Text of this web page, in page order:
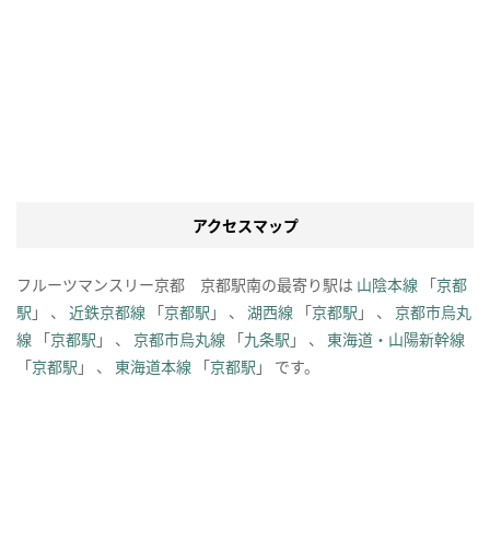
アクセスマップ
フルーツマンスリー京都 京都駅南の最寄り駅は 山陰本線 「京都
駅 」 、 近鉄京都線 「京都駅 」 、 湖西線 「京都駅 」 、 京都市烏丸
線 「京都駅 」 、 京都市烏丸線 「九条駅 」 、 東海道・山陽新幹線
「京都駅 」 、 東海道本線 「京都駅 」 です。